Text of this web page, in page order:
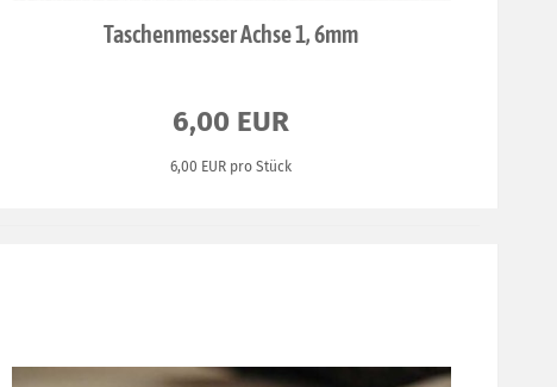
Taschenmesser Achse 1, 6mm
6,00 EUR
6,00 EUR pro Stück